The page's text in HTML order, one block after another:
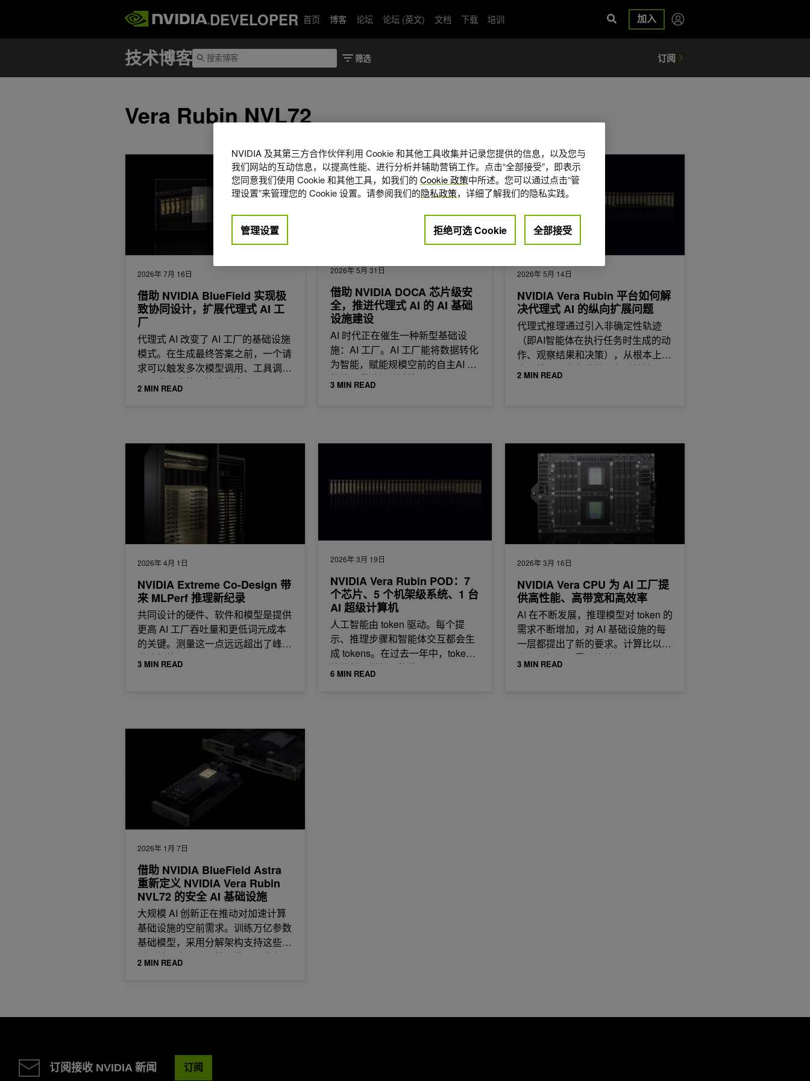
DEVELOPER 首页 博客 论坛 论坛 (英文) 文档 下载 培训 加入
Vera Rubin NVL72
2026年 7月 16日
借助 NVIDIA BlueField 实现极
致协同设计，扩展代理式 AI 工
厂
代理式 AI 改变了 AI 工厂的基础设施
模式。在生成最终答案之前，一个请
求可以触发多次模型调用、工具调
用、内存查找、策略检查、
2 MIN READ
借助 NVIDIA BlueField 实现极致协同设计，扩展代理式 AI 工厂
2026年 5月 31日
借助 NVIDIA DOCA 芯片级安
全，推进代理式 AI 的 AI 基础
设施建设
AI 时代正在催生一种新型基础设
施：AI 工厂。AI 工厂能将数据转化
为智能，赋能规模空前的自主AI 智
能体。借助加速计算，
3 MIN READ
借助 NVIDIA DOCA 芯片级安全，推进代理式 AI 的 AI 基础设施建设
2026年 5月 14日
NVIDIA Vera Rubin 平台如何解
决代理式 AI 的纵向扩展问题
代理式推理通过引入非确定性轨迹
（即AI智能体在执行任务时生成的动
作、观察结果和决策），从根本上改
变了推理工作负载的运行时特性。
2 MIN READ
NVIDIA Vera Rubin 平台如何解决代理式 AI 的纵向扩展问题
2026年 4月 1日
NVIDIA Extreme Co-Design 带
来 MLPerf 推理新纪录
共同设计的硬件、软件和模型是提供
更高 AI 工厂吞吐量和更低词元成本
的关键。测量这一点远远超出了峰值
芯片规格。
3 MIN READ
NVIDIA Extreme Co-Design 带来 MLPerf 推理新纪录
2026年 3月 19日
NVIDIA Vera Rubin POD：7
个芯片、5 个机架级系统、1 台
AI 超级计算机
人工智能由 token 驱动。每个提
示、推理步骤和智能体交互都会生
成 tokens。在过去一年中，token
的消耗量增长了数倍，
6 MIN READ
2026年 3月 16日
NVIDIA Vera CPU 为 AI 工厂提
供高性能、高带宽和高效率
AI 在不断发展，推理模型对 token 的
需求不断增加，对 AI 基础设施的每
一层都提出了新的要求。计算比以往
任何时候都更需要高效扩展，
3 MIN READ
2026年 1月 7日
借助 NVIDIA BlueField Astra
重新定义 NVIDIA Vera Rubin
NVL72 的安全 AI 基础设施
大规模 AI 创新正在推动对加速计算
基础设施的空前需求。训练万亿参数
基础模型，采用分解架构支持这些模
型，并以高吞吐量处理推理工作负
2 MIN READ
借助 NVIDIA BlueField Astra 重新定义 NVIDIA Vera Rubin NVL72 的安全 AI 基础设施
订阅接收 NVIDIA 新闻 订阅
NVIDIA 及其第三方合作伙伴利用 Cookie 和其他工具收集并记录您提供的信息，以及您与
我们网站的互动信息，以提高性能、进行分析并辅助营销工作。点击“全部接受”，即表示
您同意我们使用 Cookie 和其他工具，如我们的 Cookie 政策中所述。您可以通过点击“管
理设置”来管理您的 Cookie 设置。请参阅我们的隐私政策，详细了解我们的隐私实践。
管理设置 拒绝可选 Cookie 全部接受